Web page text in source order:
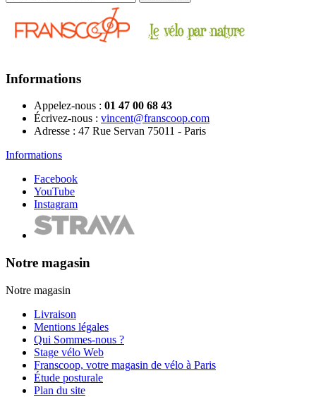
Informations
Appelez-nous : 01 47 00 68 43
Écrivez-nous : vincent@franscoop.com
Adresse : 47 Rue Servan 75011 - Paris
Informations
Facebook
YouTube
Instagram
Notre magasin
Notre magasin
Livraison
Mentions légales
Qui Sommes-nous ?
Stage vélo Web
Franscoop, votre magasin de vélo à Paris
Étude posturale
Plan du site